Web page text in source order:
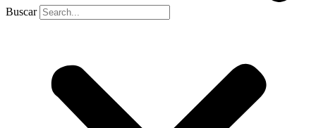
Buscar